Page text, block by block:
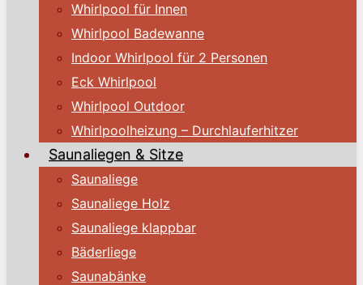
Whirlpool für Innen
Whirlpool Badewanne
Indoor Whirlpool für 2 Personen
Eck Whirlpool
Whirlpool Outdoor
Whirlpoolheizung – Durchlauferhitzer
Saunaliegen & Sitze
Saunaliege
Saunaliege Holz
Saunaliege klappbar
Bäderliege
Saunabänke